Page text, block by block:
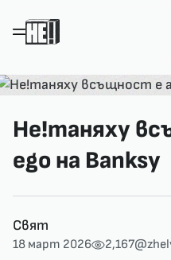
Не!таняху
ego на Banksy
Свят
18 март 2026 2,167